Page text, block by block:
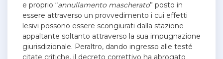
e proprio “annullamento mascherato” posto in
essere attraverso un provvedimento i cui effetti
lesivi possono essere scongiurati dalla stazione
appaltante soltanto attraverso la sua impugnazione
giurisdizionale. Peraltro, dando ingresso alle testé
citate critiche, il decreto correttivo ha abrogato